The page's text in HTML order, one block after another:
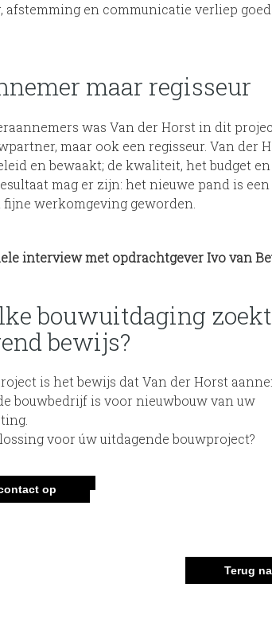
afstemming en communicatie verliep
maar regisseur
was Van der Horst in dit
maar ook een regisseur. Van der
en bewaakt; de kwaliteit, het budget en
mag er zijn: het nieuwe pand is
fijne werkomgeving geworden.
interview met opdrachtgever Ivo van
bouwuitdaging
bewijs?
is het bewijs dat Van der Horst
bouwbedrijf is voor nieuwbouw van uw
voor úw uitdagende bouwproject?
op
Terug